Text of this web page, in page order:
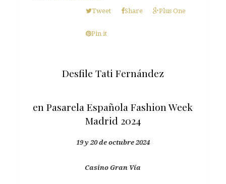
Tweet
Share Plus One
Pin it
Desfile Tati Fernández
en Pasarela Española Fashion Week
Madrid 2024
19 y 20 de octubre 2024
Casino Gran Vía